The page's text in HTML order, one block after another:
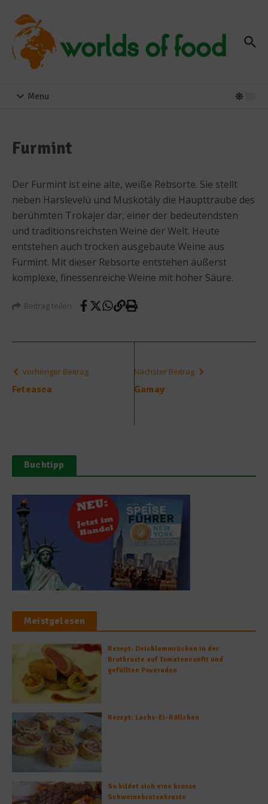
Menu
Furmint
Der Furmint ist eine alte, weiße Rebsorte. Sie stellt
neben Harslevelü und Muskotály die Haupttraube des
berühmten Trokajer dar, einer der bedeutendsten
und traditionsreichsten Weine der Welt. Heute
entstehen auch trocken ausgebaute Weine aus
Furmint. Mit dieser Rebsorte entstehen äußerst
komplexe, finessenreiche Weine mit hoher Säure.
Beitrag teilen
vorheriger Beitrag
Feteasca
Nächster Beitrag
Gamay
Buchtipp
Meistgelesen
Rezept: Deichlammrücken in der
Brotkruste auf Tomatenconfit und
gefüllten Poveraden
Rezept: Lachs-Ei-Röllchen
So bildet sich eine krosse
Schweinebratenkruste